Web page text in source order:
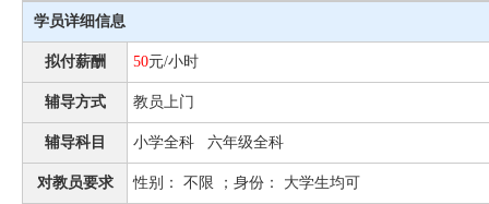
学员详细信息
拟付薪酬 50元/小时
辅导方式 教员上门
辅导科目 小学全科 六年级全科
对教员要求 性别： 不限 ；身份： 大学生均可